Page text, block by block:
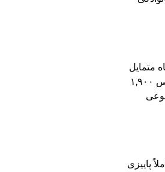
متمایل
می‌شود. با این حال، تابستان به دلیل ثبات جوی، نبود خطر صاعقه و خشکی مسیرها، بهترین زمان برای کوهنوردان و صخره‌نوردانی است که قصد صعود به خط‌الراس ۱,۹۰۰
۵۰۰ هکتاری رباط، اتمسفری کاملاً پاییزی